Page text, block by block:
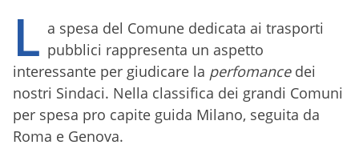
L a spesa del Comune dedicata ai trasporti
pubblici rappresenta un aspetto
interessante per giudicare la perfomancedei
nostri Sindaci. Nella classifica dei grandi Comuni
per spesa pro capite guida Milano, seguita da
Roma e Genova.